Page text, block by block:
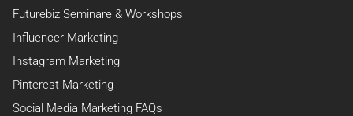
Futurebiz Seminare & Workshops
Influencer Marketing
Instagram Marketing
Pinterest Marketing
Social Media Marketing FAQs